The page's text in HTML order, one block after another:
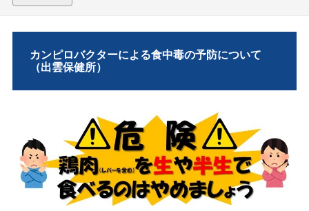
カンピロバクターによる食中毒の予防について
（出雲保健所）